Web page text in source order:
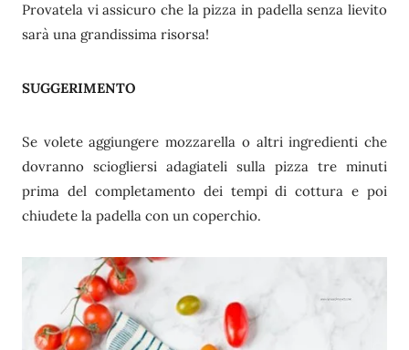
Provatela vi assicuro che la pizza in padella senza lievito
sarà una grandissima risorsa!
SUGGERIMENTO
Se volete aggiungere mozzarella o altri ingredienti che
dovranno sciogliersi adagiateli sulla pizza tre minuti
prima del completamento dei tempi di cottura e poi
chiudete la padella con un coperchio.